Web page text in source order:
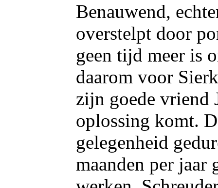
Benauwend,
overstelpt door
geen tijd meer is
daarom voor
zijn goede vriend
oplossing komt.
gelegenheid
maanden per jaar